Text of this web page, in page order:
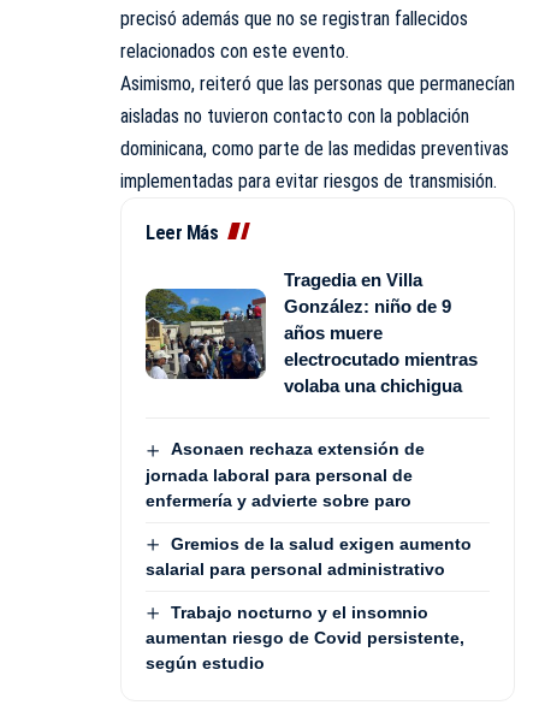
precisó además que no se registran fallecidos
relacionados con este evento.
Asimismo, reiteró que las personas que permanecían
aisladas no tuvieron contacto con la población
dominicana, como parte de las medidas preventivas
implementadas para evitar riesgos de transmisión.
Leer Más
Tragedia en Villa
González: niño de 9
años muere
electrocutado mientras
volaba una chichigua
Asonaen rechaza extensión de
jornada laboral para personal de
enfermería y advierte sobre paro
Gremios de la salud exigen aumento
salarial para personal administrativo
Trabajo nocturno y el insomnio
aumentan riesgo de Covid persistente,
según estudio